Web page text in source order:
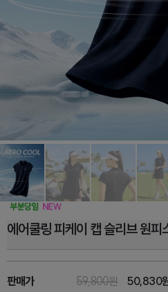
에어쿨링 피케이 캡 슬리브 원피
판매가 59,800원 50,830